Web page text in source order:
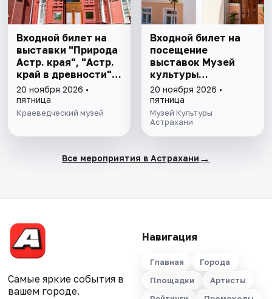
Входной билет на
выставки "Природа
Астр. края", "Астр.
край в древности",
"Заселение Астр.
края"
20 ноября 2026 •
пятница
Краеведческий музей
Входной билет на
посещение
выставок Музей
культуры
Астрахани
20 ноября 2026 •
пятница
Музей Культуры
Астрахани
Все мероприятия в Астрахани →
Самые яркие события в
вашем городе.
Навигация
Главная
Города
Площадки
Артисты